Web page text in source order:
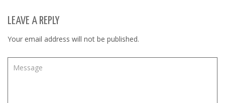
LEAVE A REPLY
Your email address will not be published.